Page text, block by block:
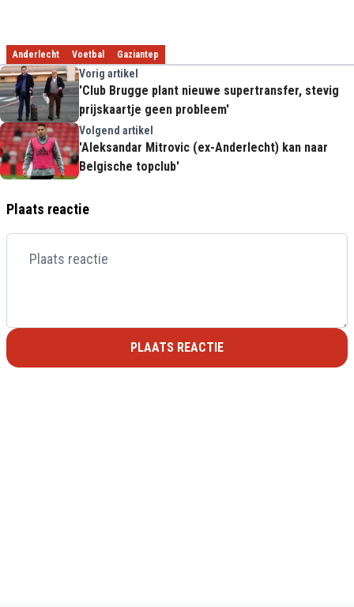
Anderlecht Voetbal Gaziantep
Vorig artikel
'Club Brugge plant nieuwe supertransfer, stevig
prijskaartje geen probleem'
Volgend artikel
'Aleksandar Mitrovic (ex-Anderlecht) kan naar
Belgische topclub'
Plaats reactie
PLAATS REACTIE